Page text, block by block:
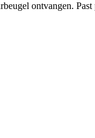
ontvangen.